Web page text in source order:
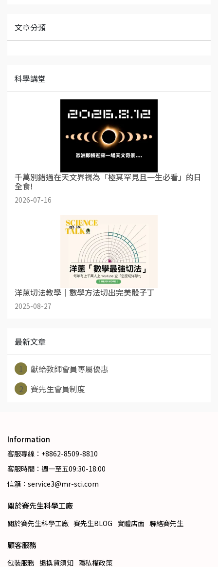
文章分類
科學講堂
千萬別錯過在天文界視為「極其罕見且一生必看」的日
全食!
2026-07-16
洋蔥切法教學｜數學方法切出完美骰子丁
2025-08-27
最新文章
1
獻給教師會員專屬優惠
2
賽先生會員制度
Information
客服專線：+8862-8509-8810
客服時間：週一至五09:30-18:00
信箱：service3@mr-sci.com
關於賽先生科學工廠
關於賽先生科學工廠 賽先生BLOG 實體店面 聯絡賽先生
顧客服務
包裝服務 退換貨須知 隱私權政策